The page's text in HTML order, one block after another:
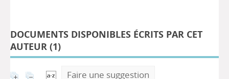
DOCUMENTS DISPONIBLES ÉCRITS PAR CET
AUTEUR (1)
Faire une suggestion